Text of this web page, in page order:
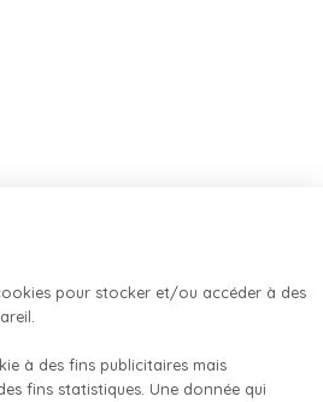
pour stocker et/ou accéder à des
à des fins publicitaires mais
fins statistiques. Une donnée qui